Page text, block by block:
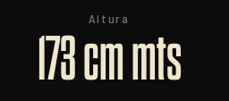
Altura
173 cm mts